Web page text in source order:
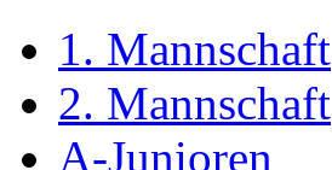
1. Mannschaft
2. Mannschaft
A-Junioren